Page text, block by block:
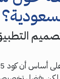
تقدم كود 95